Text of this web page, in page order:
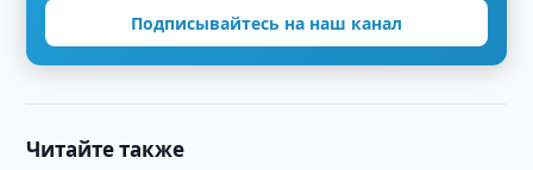
Подписывайтесь на наш канал
Читайте также